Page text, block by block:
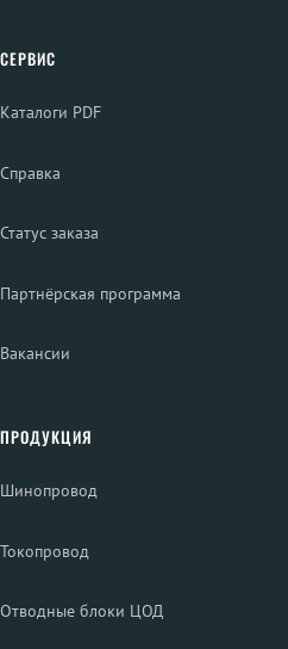
СЕРВИС
Каталоги PDF
Справка
Статус заказа
Партнёрская программа
Вакансии
ПРОДУКЦИЯ
Шинопровод
Токопровод
Отводные блоки ЦОД